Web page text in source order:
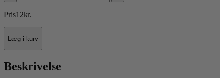
Pris12kr.
Læg i kurv
Beskrivelse